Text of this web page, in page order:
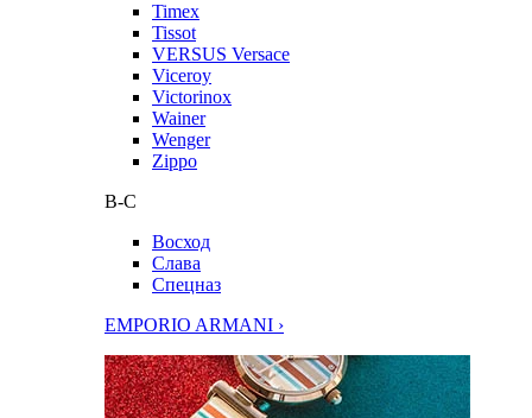
Timex
Tissot
VERSUS Versace
Viceroy
Victorinox
Wainer
Wenger
Zippo
В-С
Восход
Слава
Спецназ
EMPORIO ARMANI ›